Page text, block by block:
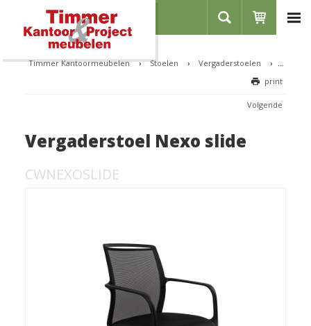
Home
Over ons
Vacatures
Inloggen
Timmer Kantoormeubelen › Stoelen › Vergaderstoelen ›
print
Volgende
Vergaderstoel Nexo slide
CWNEXOSLIDE